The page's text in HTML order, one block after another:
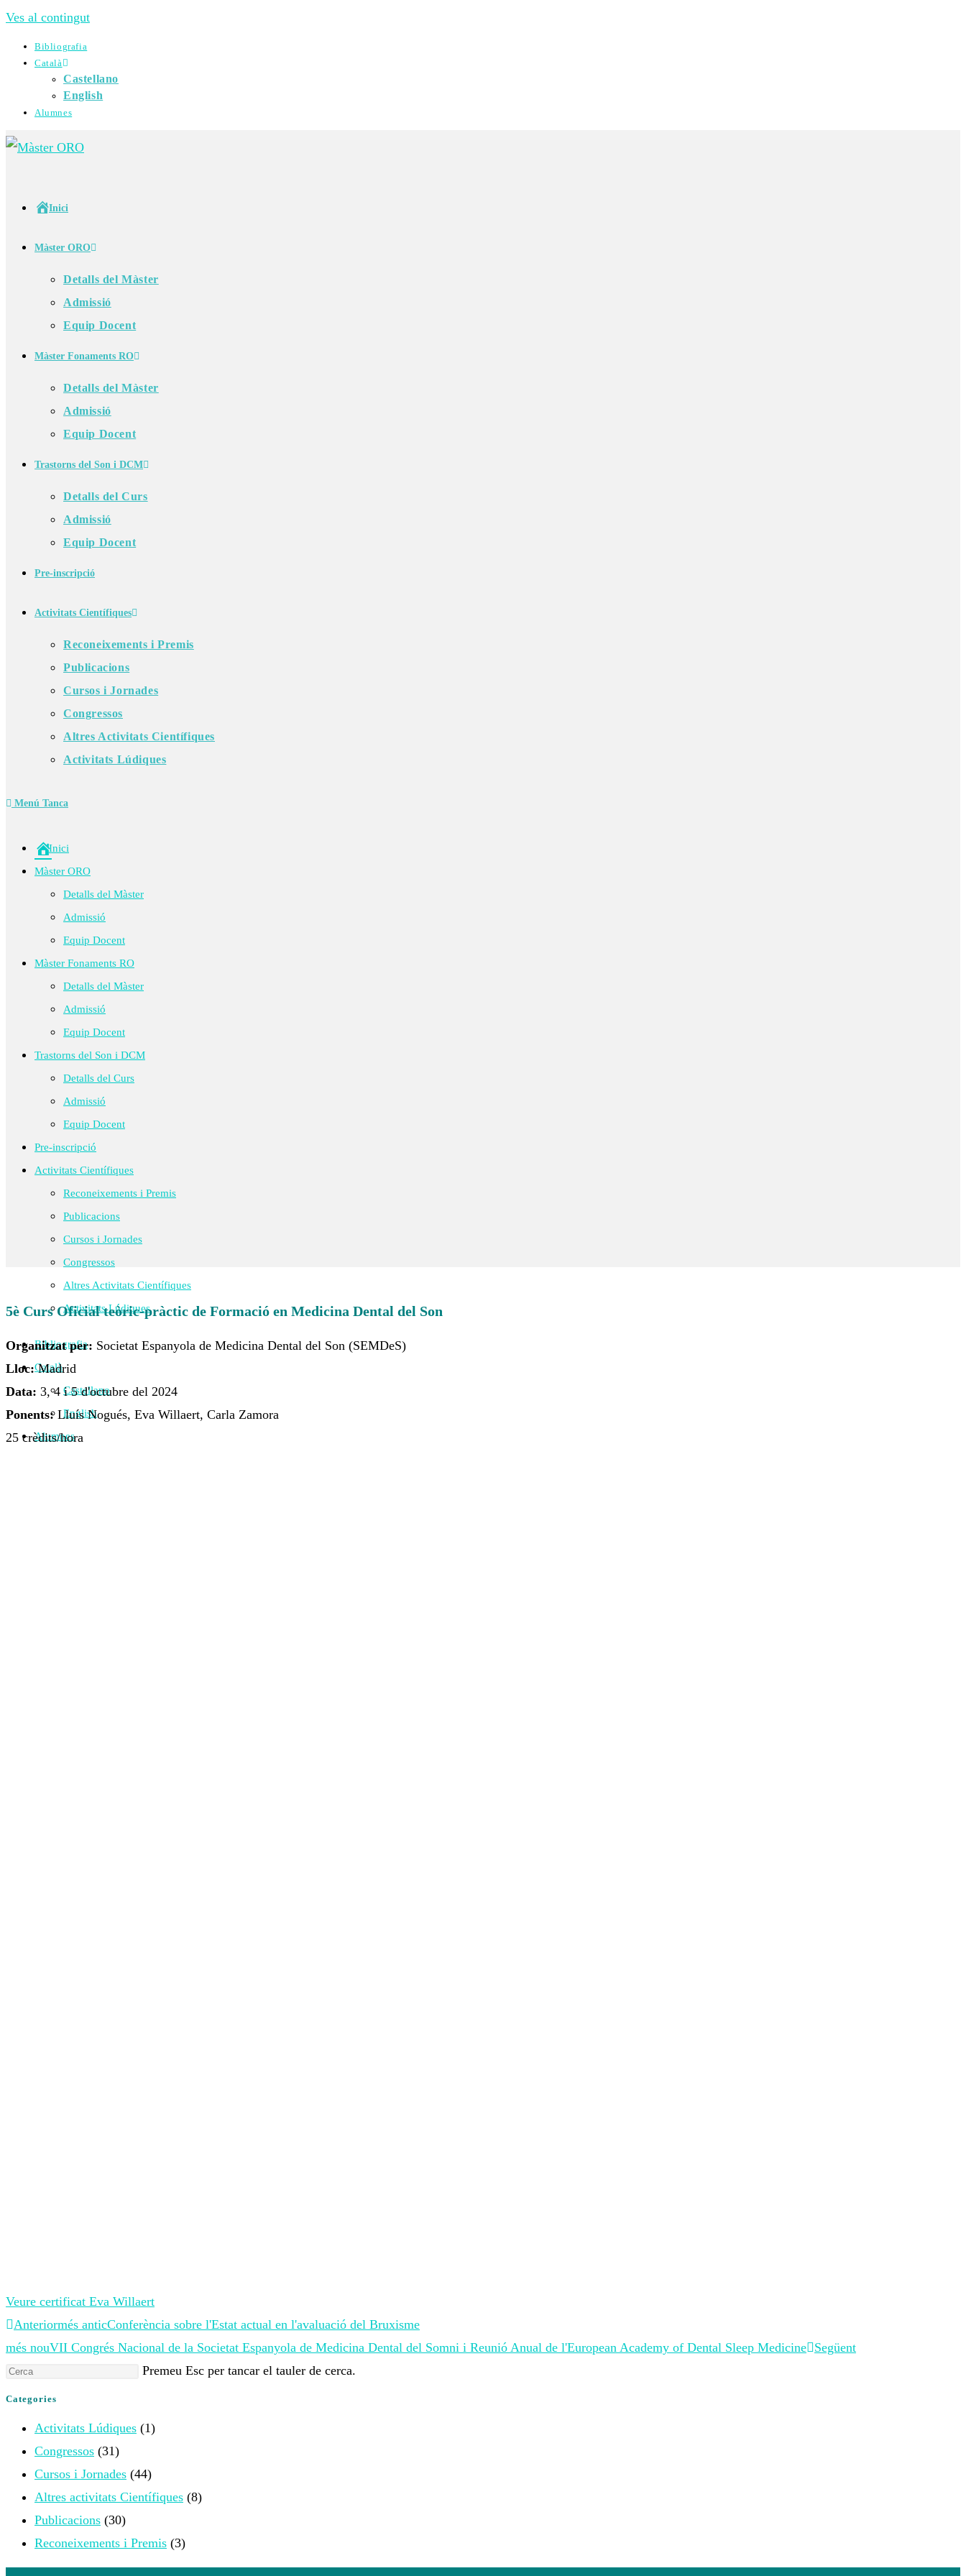
Ves al contingut
Bibliografia
Català
Castellano
English
Alumnes
Inici
Màster ORO
Detalls del Màster
Admissió
Equip Docent
Màster Fonaments RO
Detalls del Màster
Admissió
Equip Docent
Trastorns del Son i DCM
Detalls del Curs
Admissió
Equip Docent
Pre-inscripció
Activitats Científiques
Reconeixements i Premis
Publicacions
Cursos i Jornades
Congressos
Altres Activitats Científiques
Activitats Lúdiques
Menú Tanca
Inici
Màster ORO
Detalls del Màster
Admissió
Equip Docent
Màster Fonaments RO
Detalls del Màster
Admissió
Equip Docent
Trastorns del Son i DCM
Detalls del Curs
Admissió
Equip Docent
Pre-inscripció
Activitats Científiques
Reconeixements i Premis
Publicacions
Cursos i Jornades
Congressos
Altres Activitats Científiques
Activitats Lúdiques
Bibliografia
Català
Castellano
English
Alumnes
5è Curs Oficial teòric-pràctic de Formació en Medicina Dental del Son
Organitzat per: Societat Espanyola de Medicina Dental del Son (SEMDeS)
Lloc:Madrid
Data: 3, 4 i 5 d'octubre del 2024
Ponents:Lluís Nogués, Eva Willaert, Carla Zamora
25 crèdits/hora
Veure certificat Eva Willaert
Anteriormés anticConferència sobre l'Estat actual en l'avaluació del Bruxisme
més nouVII Congrés Nacional de la Societat Espanyola de Medicina Dental del Somni i Reunió Anual de l'European Academy of Dental Sleep Medicine Següent
Premeu Esc per tancar el tauler de cerca.
Categories
Activitats Lúdiques (1)
Congressos (31)
Cursos i Jornades (44)
Altres activitats Científiques (8)
Publicacions (30)
Reconeixements i Premis (3)